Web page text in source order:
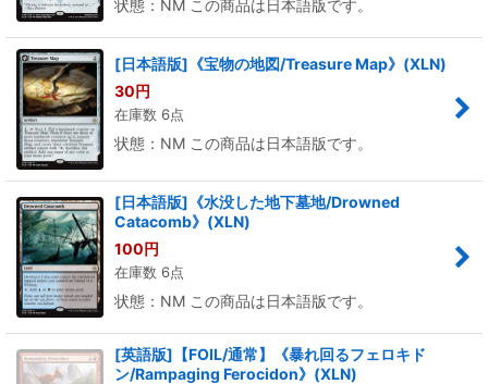
状態：NM この商品は日本語版です。
[日本語版]《宝物の地図/Treasure Map》(XLN)
30円
在庫数 6点
状態：NM この商品は日本語版です。
[日本語版]《水没した地下墓地/Drowned
Catacomb》(XLN)
100円
在庫数 6点
状態：NM この商品は日本語版です。
[英語版]【FOIL/通常】《暴れ回るフェロキド
ン/Rampaging Ferocidon》(XLN)